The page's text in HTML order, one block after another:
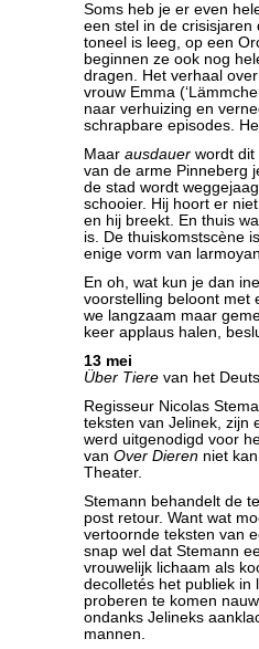
Soms heb je er even
een stel in de crisisjaren
toneel is leeg, op een
beginnen ze ook nog
dragen. Het verhaal
vrouw Emma
naar verhuizing en
schrapbare episodes.
Maar ausdauer wordt dit
van de arme Pinneberg
de stad wordt
schooier. Hij hoort er
en hij breekt. En thuis
is. De thuiskomstscène
enige vorm van
En oh, wat kun je dan
voorstelling beloont met
we langzaam maar
keer applaus halen,
13 mei
Über Tiere van het
Regisseur Nicolas
teksten van Jelinek, zijn
werd uitgenodigd voor
van Over Dieren niet
Theater.
Stemann behandelt de
post retour. Want wat
vertoornde teksten van
snap wel dat Stemann
vrouwelijk lichaam als
decolletés het publiek in
proberen te komen
ondanks Jelineks
mannen.